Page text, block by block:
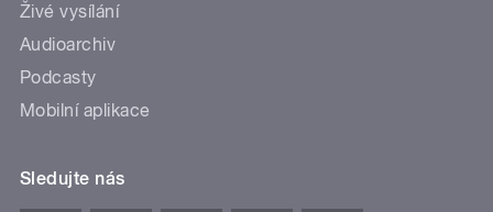
Živé vysílání
Audioarchiv
Podcasty
Mobilní aplikace
Sledujte nás